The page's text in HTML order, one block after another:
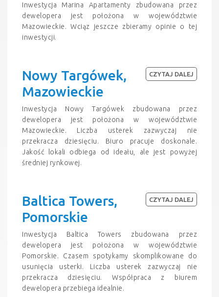
Inwestycja Marina Apartamenty zbudowana przez
dewelopera jest położona w województwie
Mazowieckie. Wciąz jeszcze zbieramy opinie o tej
inwestycji.
Nowy Targówek,
Mazowieckie
Inwestycja Nowy Targówek zbudowana przez
dewelopera jest położona w województwie
Mazowieckie. Liczba usterek zazwyczaj nie
przekracza dziesięciu. Biuro pracuje doskonale.
Jakość lokali odbiega od ideału, ale jest powyżej
średniej rynkowej.
CZYTAJ DALEJ
Baltica Towers,
Pomorskie
Inwestycja Baltica Towers zbudowana przez
dewelopera jest położona w województwie
Pomorskie. Czasem spotykamy skomplikowane do
usunięcia usterki. Liczba usterek zazwyczaj nie
przekracza dziesięciu. Współpraca z biurem
dewelopera przebiega idealnie.
CZYTAJ DALEJ